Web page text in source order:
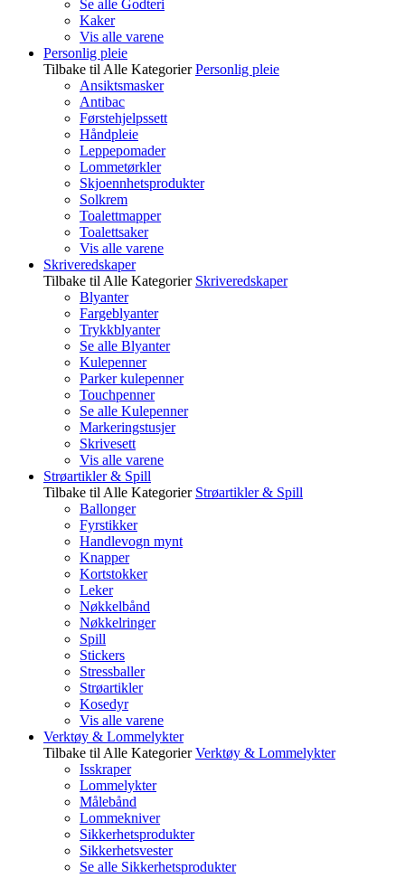
Se alle Godteri
Kaker
Vis alle varene
Personlig pleie
Tilbake til Alle Kategorier Personlig pleie
Ansiktsmasker
Antibac
Førstehjelpssett
Håndpleie
Leppepomader
Lommetørkler
Skjoennhetsprodukter
Solkrem
Toalettmapper
Toalettsaker
Vis alle varene
Skriveredskaper
Tilbake til Alle Kategorier Skriveredskaper
Blyanter
Fargeblyanter
Trykkblyanter
Se alle Blyanter
Kulepenner
Parker kulepenner
Touchpenner
Se alle Kulepenner
Markeringstusjer
Skrivesett
Vis alle varene
Strøartikler & Spill
Tilbake til Alle Kategorier Strøartikler & Spill
Ballonger
Fyrstikker
Handlevogn mynt
Knapper
Kortstokker
Leker
Nøkkelbånd
Nøkkelringer
Spill
Stickers
Stressballer
Strøartikler
Kosedyr
Vis alle varene
Verktøy & Lommelykter
Tilbake til Alle Kategorier Verktøy & Lommelykter
Isskraper
Lommelykter
Målebånd
Lommekniver
Sikkerhetsprodukter
Sikkerhetsvester
Se alle Sikkerhetsprodukter